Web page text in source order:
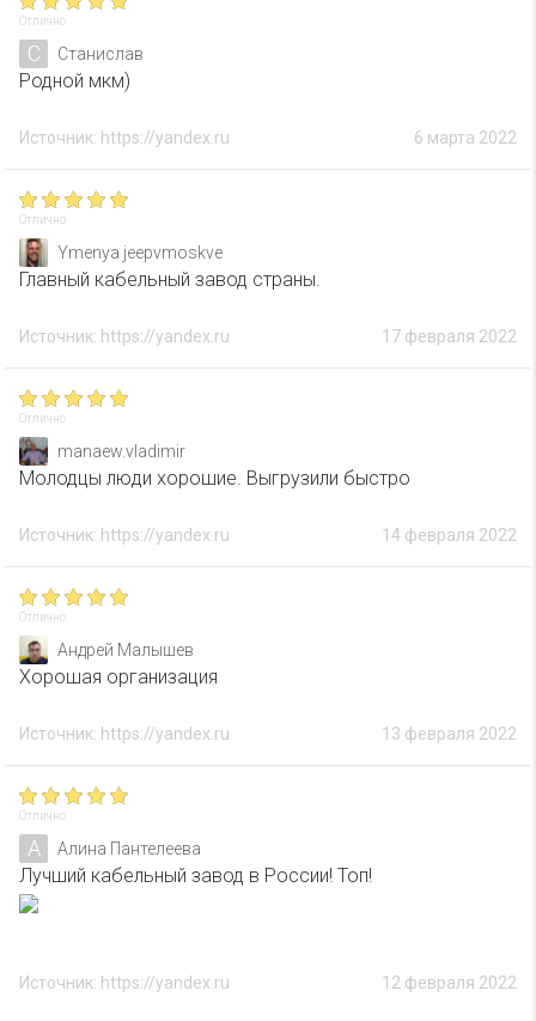
Отлично
С Станислав
Родной мкм)
6 марта 2022
Источник: https://yandex.ru
Отлично
Ymenya jeepvmoskve
Главный кабельный завод страны.
17 февраля 2022
Источник: https://yandex.ru
Отлично
manaew.vladimir
Молодцы люди хорошие. Выгрузили быстро
14 февраля 2022
Источник: https://yandex.ru
Отлично
Андрей Малышев
Хорошая организация
13 февраля 2022
Источник: https://yandex.ru
Отлично
А Алина Пантелеева
Лучший кабельный завод в России! Топ!
12 февраля 2022
Источник: https://yandex.ru